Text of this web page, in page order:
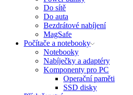
Do sítě
Do auta
Bezdrátové nabíjení
MagSafe
Počítače a notebooky
Notebooky
Nabíječky a adaptéry
Komponenty pro PC
Operační paměti
SSD disky